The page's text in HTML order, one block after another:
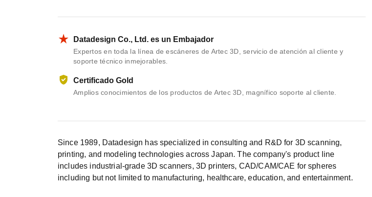
Datadesign Co., Ltd. es un Embajador
Expertos en toda la línea de escáneres de Artec 3D, servicio de atención al cliente y
soporte técnico inmejorables.
Certificado Gold
Amplios conocimientos de los productos de Artec 3D, magnífico soporte al cliente.
Since 1989, Datadesign has specialized in consulting and R&D for 3D scanning,
printing, and modeling technologies across Japan. The company's product line
includes industrial-grade 3D scanners, 3D printers, CAD/CAM/CAE for spheres
including but not limited to manufacturing, healthcare, education, and entertainment.